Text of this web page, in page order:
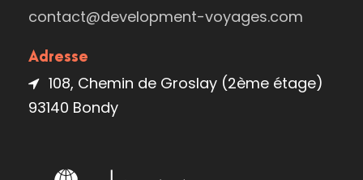
contact@development-voyages.com
Adresse
108, Chemin de Groslay (2ème étage)
93140 Bondy